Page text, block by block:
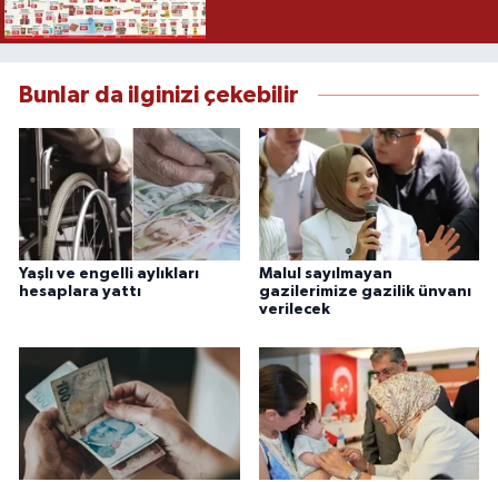
Bunlar da ilginizi çekebilir
Yaşlı ve engelli aylıkları
hesaplara yattı
Malul sayılmayan
gazilerimize gazilik ünvanı
verilecek